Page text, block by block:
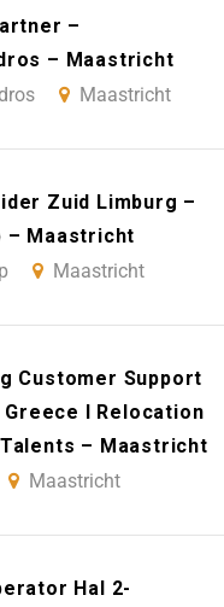
–
– Maastricht
Maastricht
Zuid Limburg –
– Maastricht
Maastricht
Customer Support
Greece I Relocation
– Maastricht
Maastricht
Hal 2-